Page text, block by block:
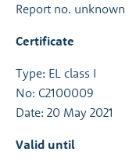
Report no. unknown
Certificate
Type: EL class I
No: C2100009
Date: 20 May 2021
Valid until